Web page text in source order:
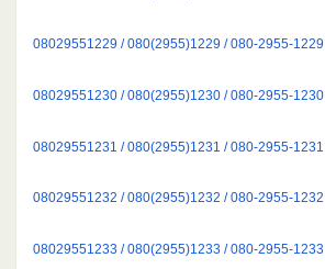
08029551229 / 080(2955)1229 / 080-2955-1229
08029551230 / 080(2955)1230 / 080-2955-1230
08029551231 / 080(2955)1231 / 080-2955-1231
08029551232 / 080(2955)1232 / 080-2955-1232
08029551233 / 080(2955)1233 / 080-2955-1233